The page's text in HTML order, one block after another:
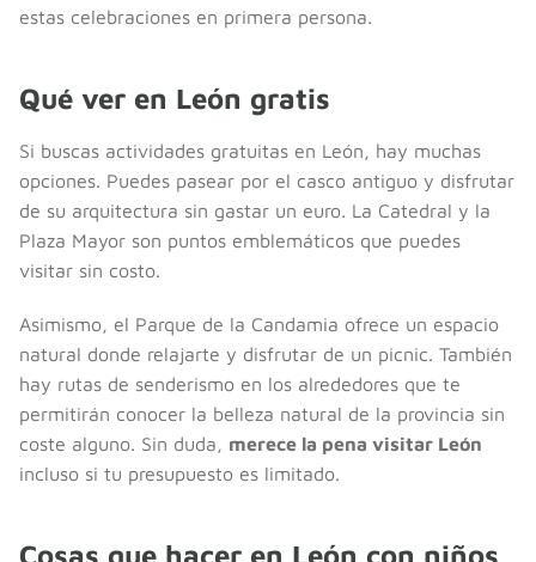
estas celebraciones en primera persona.
Qué ver en León gratis
Si buscas actividades gratuitas en León, hay muchas
opciones. Puedes pasear por el casco antiguo y disfrutar
de su arquitectura sin gastar un euro. La Catedral y la
Plaza Mayor son puntos emblemáticos que puedes
visitar sin costo.
Asimismo, el Parque de la Candamia ofrece un espacio
natural donde relajarte y disfrutar de un picnic. También
hay rutas de senderismo en los alrededores que te
permitirán conocer la belleza natural de la provincia sin
coste alguno. Sin duda, merece la pena visitar León
incluso si tu presupuesto es limitado.
Cosas que hacer en León con niños